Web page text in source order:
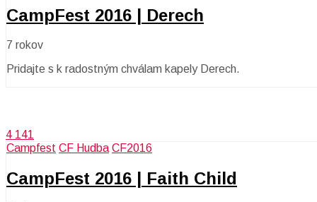
CampFest 2016 | Derech
7 rokov
Pridajte s k radostným chválam kapely Derech.
4 141
Campfest CF Hudba CF2016
CampFest 2016 | Faith Child